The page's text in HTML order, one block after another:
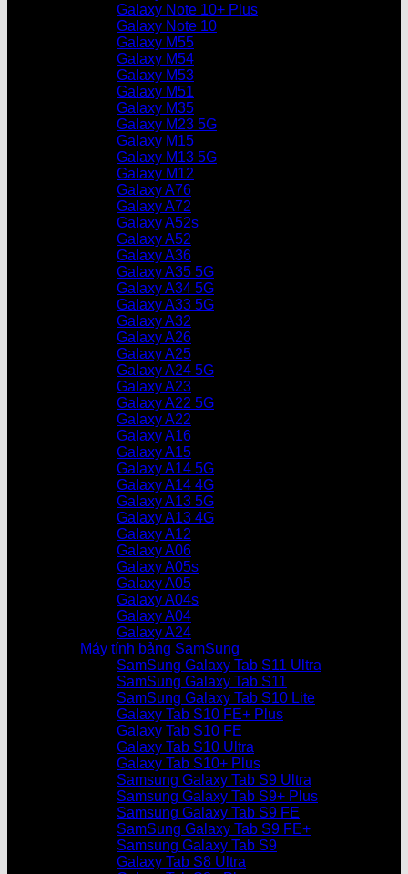
Galaxy Note 10+ Plus
Galaxy Note 10
Galaxy M55
Galaxy M54
Galaxy M53
Galaxy M51
Galaxy M35
Galaxy M23 5G
Galaxy M15
Galaxy M13 5G
Galaxy M12
Galaxy A76
Galaxy A72
Galaxy A52s
Galaxy A52
Galaxy A36
Galaxy A35 5G
Galaxy A34 5G
Galaxy A33 5G
Galaxy A32
Galaxy A26
Galaxy A25
Galaxy A24 5G
Galaxy A23
Galaxy A22 5G
Galaxy A22
Galaxy A16
Galaxy A15
Galaxy A14 5G
Galaxy A14 4G
Galaxy A13 5G
Galaxy A13 4G
Galaxy A12
Galaxy A06
Galaxy A05s
Galaxy A05
Galaxy A04s
Galaxy A04
Galaxy A24
Máy tính bảng SamSung
SamSung Galaxy Tab S11 Ultra
SamSung Galaxy Tab S11
SamSung Galaxy Tab S10 Lite
Galaxy Tab S10 FE+ Plus
Galaxy Tab S10 FE
Galaxy Tab S10 Ultra
Galaxy Tab S10+ Plus
Samsung Galaxy Tab S9 Ultra
Samsung Galaxy Tab S9+ Plus
Samsung Galaxy Tab S9 FE
SamSung Galaxy Tab S9 FE+
Samsung Galaxy Tab S9
Galaxy Tab S8 Ultra